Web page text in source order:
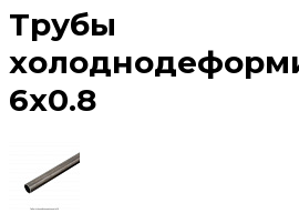
Трубы
6x0.8